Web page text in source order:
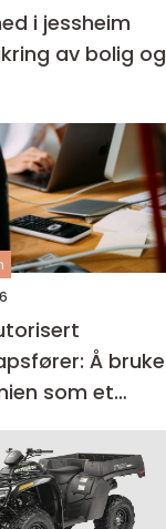
i jessheim
av bolig og
Å bruke
som et
for vekst